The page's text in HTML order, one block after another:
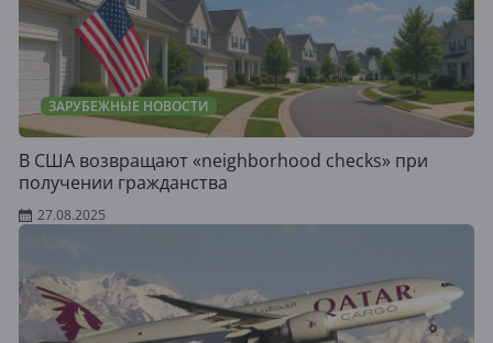
ЗАРУБЕЖНЫЕ НОВОСТИ
В США возвращают «neighborhood checks» при
получении гражданства
27.08.2025